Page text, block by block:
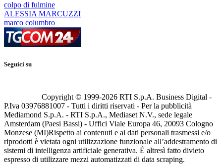
colpo di fulmine
ALESSIA MARCUZZI
marco columbro
Seguici su
Copyright © 1999-2026 RTI S.p.A. Business Digital -
P.Iva 03976881007 - Tutti i diritti riservati - Per la pubblicità
Mediamond S.p.A. - RTI S.p.A., Mediaset N.V., sede legale
Amsterdam (Paesi Bassi) - Uffici Viale Europa 46, 20093 Cologno
Monzese (MI)Rispetto ai contenuti e ai dati personali trasmessi e/o
riprodotti è vietata ogni utilizzazione funzionale all’addestramento di
sistemi di intelligenza artificiale generativa. È altresì fatto divieto
espresso di utilizzare mezzi automatizzati di data scraping.